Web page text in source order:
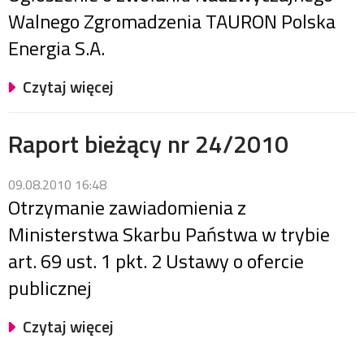
Walnego Zgromadzenia TAURON Polska
Energia S.A.
Czytaj więcej
Raport bieżący nr 24/2010
09.08.2010 16:48
Otrzymanie zawiadomienia z
Ministerstwa Skarbu Państwa w trybie
art. 69 ust. 1 pkt. 2 Ustawy o ofercie
publicznej
Czytaj więcej